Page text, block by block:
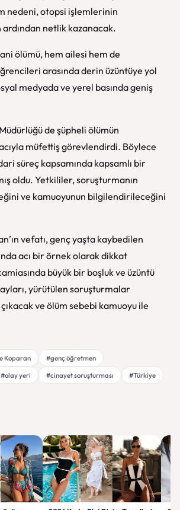
nedeni, otopsi işlemlerinin
ardından netlik kazanacak.
ölümü, hem ailesi hem de
arasında derin üzüntüye yol
medyada ve yerel basında geniş
de şüpheli ölümün
müfettiş görevlendirdi. Böylece
süreç kapsamında kapsamlı bir
oldu. Yetkililer, soruşturmanın
ve kamuoyunun bilgilendirileceğini
vefatı, genç yaşta kaybedilen
acı bir örnek olarak dikkat
büyük bir boşluk ve üzüntü
yürütülen soruşturmalar
ve ölüm sebebi kamuoyu ile
Koparan
#genç öğretmen
#olay yeri #cinayet soruşturması
#Türkiye